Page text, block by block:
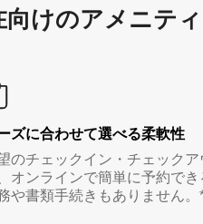
向け⁠のア⁠メ⁠ニ⁠テ⁠
ズに合わせて選べる柔軟性
のチェックイン・チェック
オンラインで簡単に予約で
や書類手続きもありません。